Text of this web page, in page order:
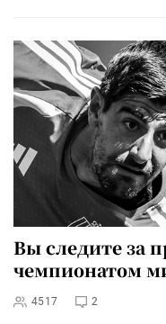
Вы следите за
чемпионатом
4517 2